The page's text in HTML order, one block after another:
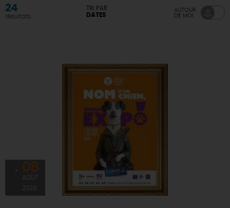
TOUT L'AGENDA
24
résultats
TRI PAR
DATES
AUTOUR
DE MOI
08
AOÛT
2026